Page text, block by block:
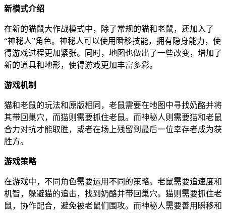
新模式介绍
在新的猫鼠大作战模式中，除了常规的猫和老鼠，还加入了
“神秘人”角色。神秘人可以使用瞬移技能，拥有隐身能力，使
得游戏过程更加紧张。同时，地图也做出了一些改变，增加了
新的道具和地形，使得游戏更加丰富多彩。
游戏机制
猫和老鼠的玩法和原版相同，老鼠需要在地图中寻找奶酪并将
其带回巢穴，而猫则需要抓住老鼠。而神秘人则需要猫和老鼠
合力对抗才能取胜，或者在场上残留到最后一位幸存者成为获
胜方。
游戏策略
在游戏中，不同角色需要运用不同的策略。老鼠需要追速度和
机智，躲避猫的追击，找到奶酪并带回巢穴。猫则需要抓住老
鼠，协作配合，避免被老鼠们围攻。而神秘人需要善用瞬移和